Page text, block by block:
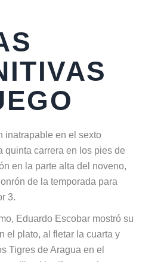
inatrapable en el sexto
quinta carrera en los pies de
en la parte alta del noveno,
de la temporada para
3.
Eduardo Escobar mostró su
el plato, al fletar la cuarta y
Tigres de Aragua en el